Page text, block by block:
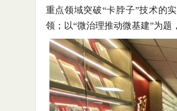
重点领域突破“卡脖子”技术的
领；以“微治理推动微基建”为题